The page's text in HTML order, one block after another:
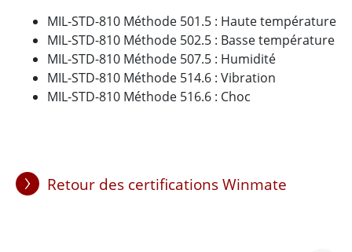
MIL-STD-810 Méthode 501.5 : Haute température
MIL-STD-810 Méthode 502.5 : Basse température
MIL-STD-810 Méthode 507.5 : Humidité
MIL-STD-810 Méthode 514.6 : Vibration
MIL-STD-810 Méthode 516.6 : Choc
Retour des certifications Winmate